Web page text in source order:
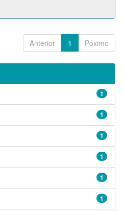
Anterior 1 Póximo
1
1
1
1
1
1